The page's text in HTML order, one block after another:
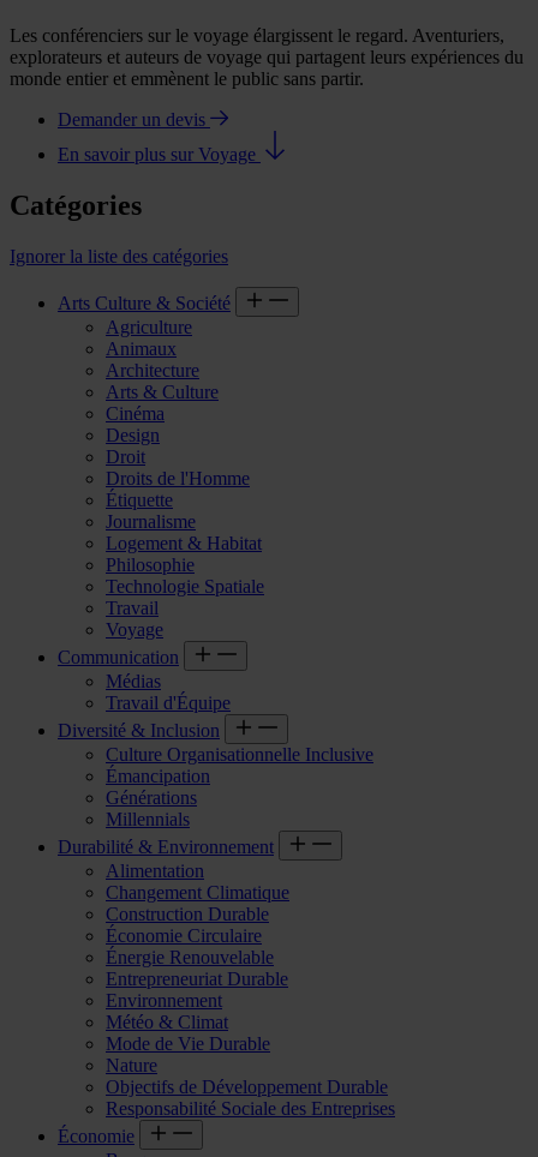
Les conférenciers sur le voyage élargissent le regard. Aventuriers,
explorateurs et auteurs de voyage qui partagent leurs expériences du
monde entier et emmènent le public sans partir.
Demander un devis
En savoir plus sur Voyage
Catégories
Ignorer la liste des catégories
Arts Culture & Société
Agriculture
Animaux
Architecture
Arts & Culture
Cinéma
Design
Droit
Droits de l'Homme
Étiquette
Journalisme
Logement & Habitat
Philosophie
Technologie Spatiale
Travail
Voyage
Communication
Médias
Travail d'Équipe
Diversité & Inclusion
Culture Organisationnelle Inclusive
Émancipation
Générations
Millennials
Durabilité & Environnement
Alimentation
Changement Climatique
Construction Durable
Économie Circulaire
Énergie Renouvelable
Entrepreneuriat Durable
Environnement
Météo & Climat
Mode de Vie Durable
Nature
Objectifs de Développement Durable
Responsabilité Sociale des Entreprises
Économie